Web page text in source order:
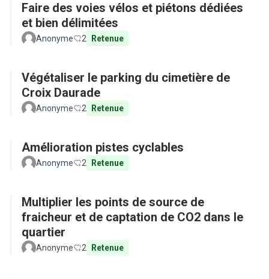
Faire des voies vélos et piétons dédiées
et bien délimitées
Anonyme 2 Retenue
Végétaliser le parking du cimetière de
Croix Daurade
Anonyme 2 Retenue
Amélioration pistes cyclables
Anonyme 2 Retenue
Multiplier les points de source de
fraicheur et de captation de CO2 dans le
quartier
Anonyme 2 Retenue